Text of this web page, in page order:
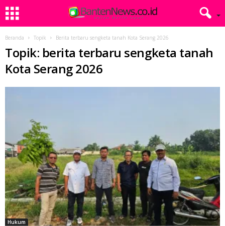
Beranda Topik Berita terbaru sengketa tanah Kota Serang 2026
Topik: berita terbaru sengketa tanah
Kota Serang 2026
Hukum